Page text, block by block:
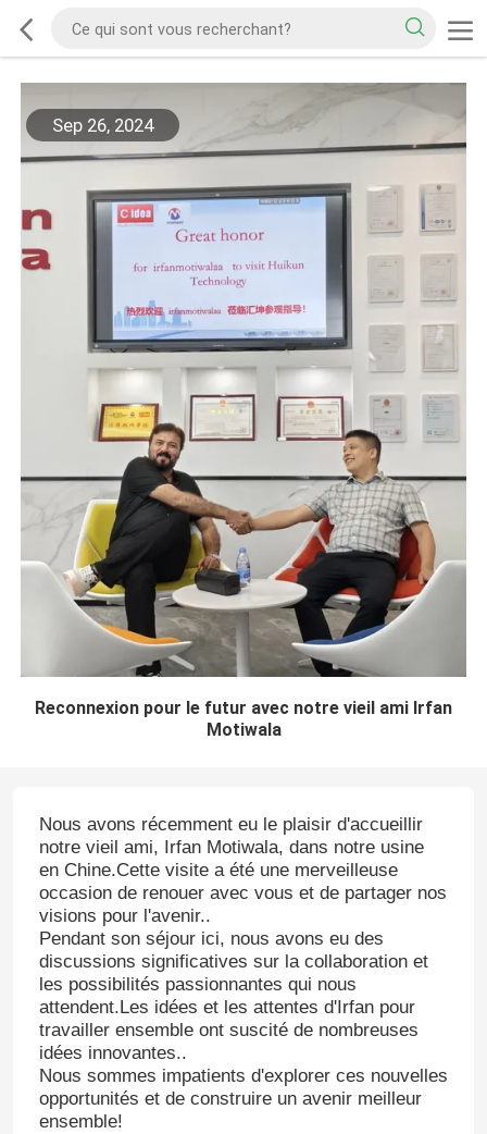
Laisser un message
Sep 26, 2024
Reconnexion pour le futur avec notre vieil ami Irfan
Motiwala
Nous avons récemment eu le plaisir d'accueillir
notre vieil ami, Irfan Motiwala, dans notre usine
en Chine.Cette visite a été une merveilleuse
occasion de renouer avec vous et de partager nos
visions pour l'avenir..
Pendant son séjour ici, nous avons eu des
discussions significatives sur la collaboration et
les possibilités passionnantes qui nous
attendent.Les idées et les attentes d'Irfan pour
travailler ensemble ont suscité de nombreuses
idées innovantes..
Nous sommes impatients d'explorer ces nouvelles
opportunités et de construire un avenir meilleur
ensemble!